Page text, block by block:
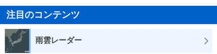
注目のコンテンツ
雨雲レーダー